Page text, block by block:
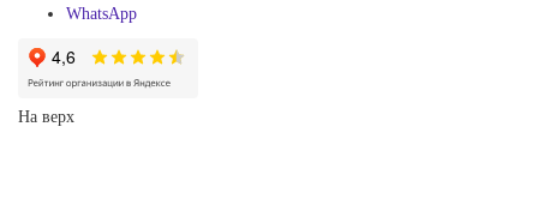
WhatsApp
На верх